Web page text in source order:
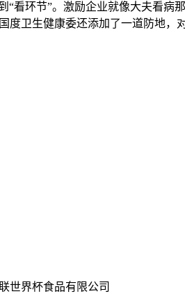
“看环节”。激励企业就像大夫看
度卫生健康委还添加了一道防地，
世界杯食品有限公司